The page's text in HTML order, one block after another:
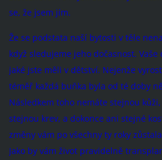
se, že jsem jím.
Že se podstata naší bytosti v těle
když sledujeme jeho dočasnost.
jaké jste měli v dětství. Nejenže
téměř každá buňka byla od té doby
Následkem toho nemáte stejnou
stejnou krev, a dokonce ani stejné
změny vám po všechny ty roky
Jako by vám život pravidelně